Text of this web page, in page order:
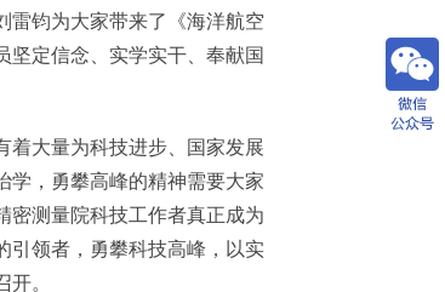
雷钧为大家带来了《海洋航空
坚定信念、实学实干、奉献国
大量为科技进步、国家发展
学，勇攀高峰的精神需要大家
密测量院科技工作者真正成为
引领者，勇攀科技高峰，以实
。